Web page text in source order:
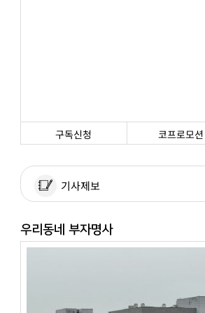
구독신청 코프로모션
기사제보
우리동네 부자명사